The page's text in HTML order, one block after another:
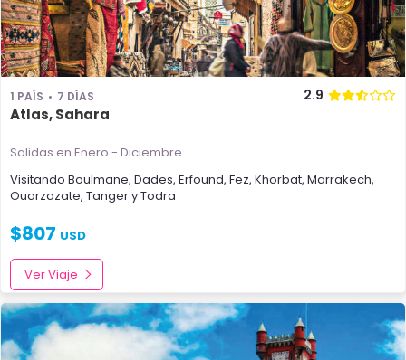
1 PAÍS 7 DÍAS 2.9
Atlas, Sahara
Salidas en Enero - Diciembre
Visitando Boulmane, Dades, Erfound, Fez, Khorbat, Marrakech,
Ouarzazate, TangeryTodra
$807 USD
Ver Viaje